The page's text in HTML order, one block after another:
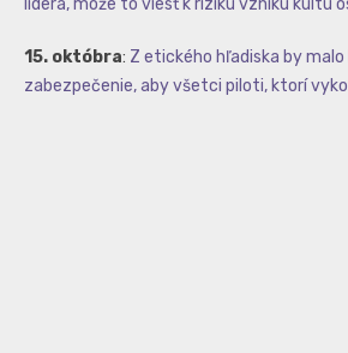
15. októbra: Z etického hľadiska by
zabezpečenie, aby všetci piloti, ktorí